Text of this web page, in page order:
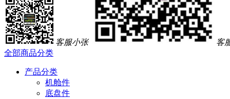
客服小张
客
全部商品分类
产品分类
机舱件
底盘件